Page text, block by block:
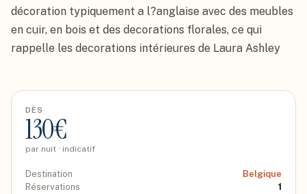
décoration typiquement a l?anglaise avec des meubles
en cuir, en bois et des decorations florales, ce qui
rappelle les decorations intérieures de Laura Ashley
DÈS
130€
par nuit · indicatif
Destination
Belgique
Réservations
1